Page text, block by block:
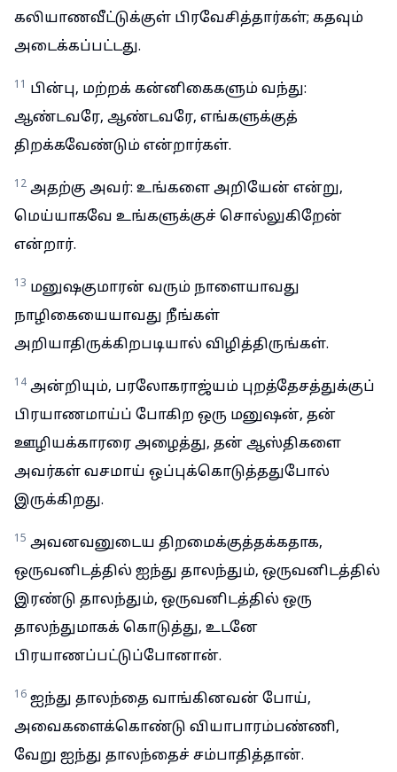
கலியாணவீட்டுக்குள் பிரவேசித்தார்கள்; கதவும்
அடைக்கப்பட்டது.
11 பின்பு, மற்றக் கன்னிகைகளும் வந்து:
ஆண்டவரே, ஆண்டவரே, எங்களுக்குத்
திறக்கவேண்டும் என்றார்கள்.
12 அதற்கு அவர்: உங்களை அறியேன் என்று,
மெய்யாகவே உங்களுக்குச் சொல்லுகிறேன்
என்றார்.
13 மனுஷகுமாரன் வரும் நாளையாவது
நாழிகையையாவது நீங்கள்
அறியாதிருக்கிறபடியால் விழித்திருங்கள்.
14 அன்றியும், பரலோகராஜ்யம் புறத்தேசத்துக்குப்
பிரயாணமாய்ப் போகிற ஒரு மனுஷன், தன்
ஊழியக்காரரை அழைத்து, தன் ஆஸ்திகளை
அவர்கள் வசமாய் ஒப்புக்கொடுத்ததுபோல்
இருக்கிறது.
15 அவனவனுடைய திறமைக்குத்தக்கதாக,
ஒருவனிடத்தில் ஐந்து தாலந்தும், ஒருவனிடத்தில்
இரண்டு தாலந்தும், ஒருவனிடத்தில் ஒரு
தாலந்துமாகக் கொடுத்து, உடனே
பிரயாணப்பட்டுப்போனான்.
16 ஐந்து தாலந்தை வாங்கினவன் போய்,
அவைகளைக்கொண்டு வியாபாரம்பண்ணி,
வேறு ஐந்து தாலந்தைச் சம்பாதித்தான்.